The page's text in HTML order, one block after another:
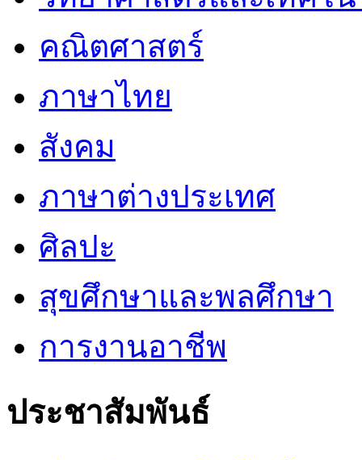
คณิตศาสตร์
ภาษาไทย
สังคม
ภาษาต่างประเทศ
ศิลปะ
สุขศึกษาและพลศึกษา
การงานอาชีพ
ประชาสัมพันธ์